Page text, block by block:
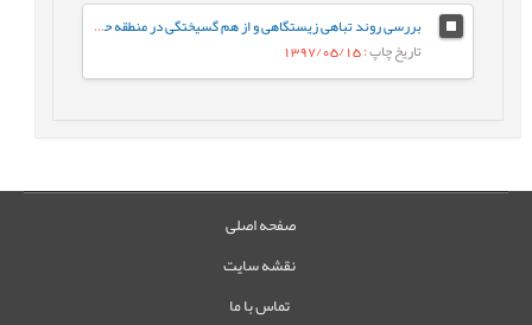
بررسی روند تباهی زیستگاهی و از هم گسیختگی در منطقه حفاظت شده لیسار بر اساس رهیافت اکولوژی سیمای سرزمین
تاریخ چاپ: 1397/05/15
صفحه اصلی
نقشه سایت
تماس با ما